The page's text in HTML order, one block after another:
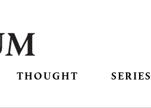
THOUGHT SERIES